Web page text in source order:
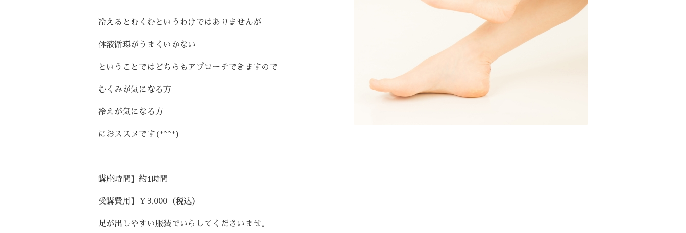
冷えるとむくむというわけではありませんが
体液循環がうまくいかない
ということではどちらもアプローチできますので
むくみが気になる方
冷えが気になる方
におススメです(*^^*)
講座時間】約1時間
受講費用】￥3,000（税込）
足が出しやすい服装でいらしてくださいませ。